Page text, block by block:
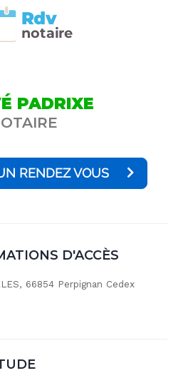
notaire
Rdv
PADRIXE
RENDEZ VOUS
D'ACCÈS
66854 Perpignan Cedex